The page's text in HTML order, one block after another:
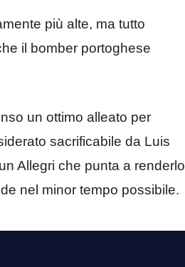
più alte, ma tutto
il bomber portoghese
un ottimo alleato per
sacrificabile da Luis
Allegri che punta a renderlo
nel minor tempo possibile.